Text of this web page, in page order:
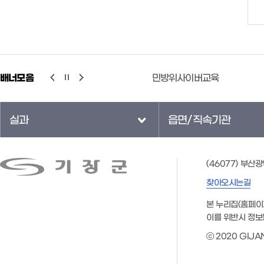
배너모음
제회 민방위사이버교육 국
실과 읍면/직속기관
(46077) 부산광
찾아오시는길
본 누리집(홈페
이를 위반시 정
ⓒ 2020